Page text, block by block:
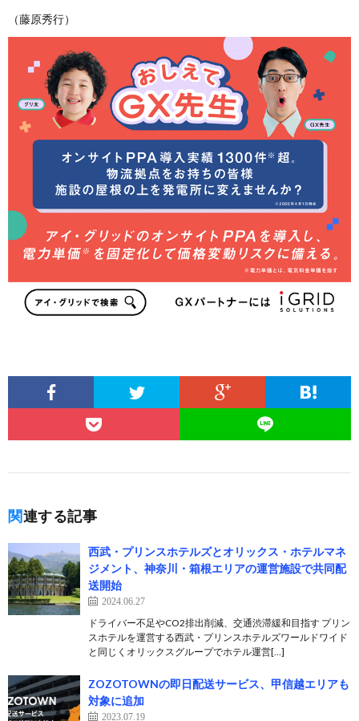
（藤原秀行）
関連する記事
西武・プリンスホテルズとオリックス・ホテルマネ
ジメント、神奈川・箱根エリアの運営施設で共同配
送開始
2024.06.27
ドライバー不足やCO2排出削減、交通渋滞緩和目指す プリン
スホテルを運営する西武・プリンスホテルズワールドワイド
と同じくオリックスグループでホテル運営[…]
ZOZOTOWNの即日配送サービス、甲信越エリアも
対象に追加
2023.07.19